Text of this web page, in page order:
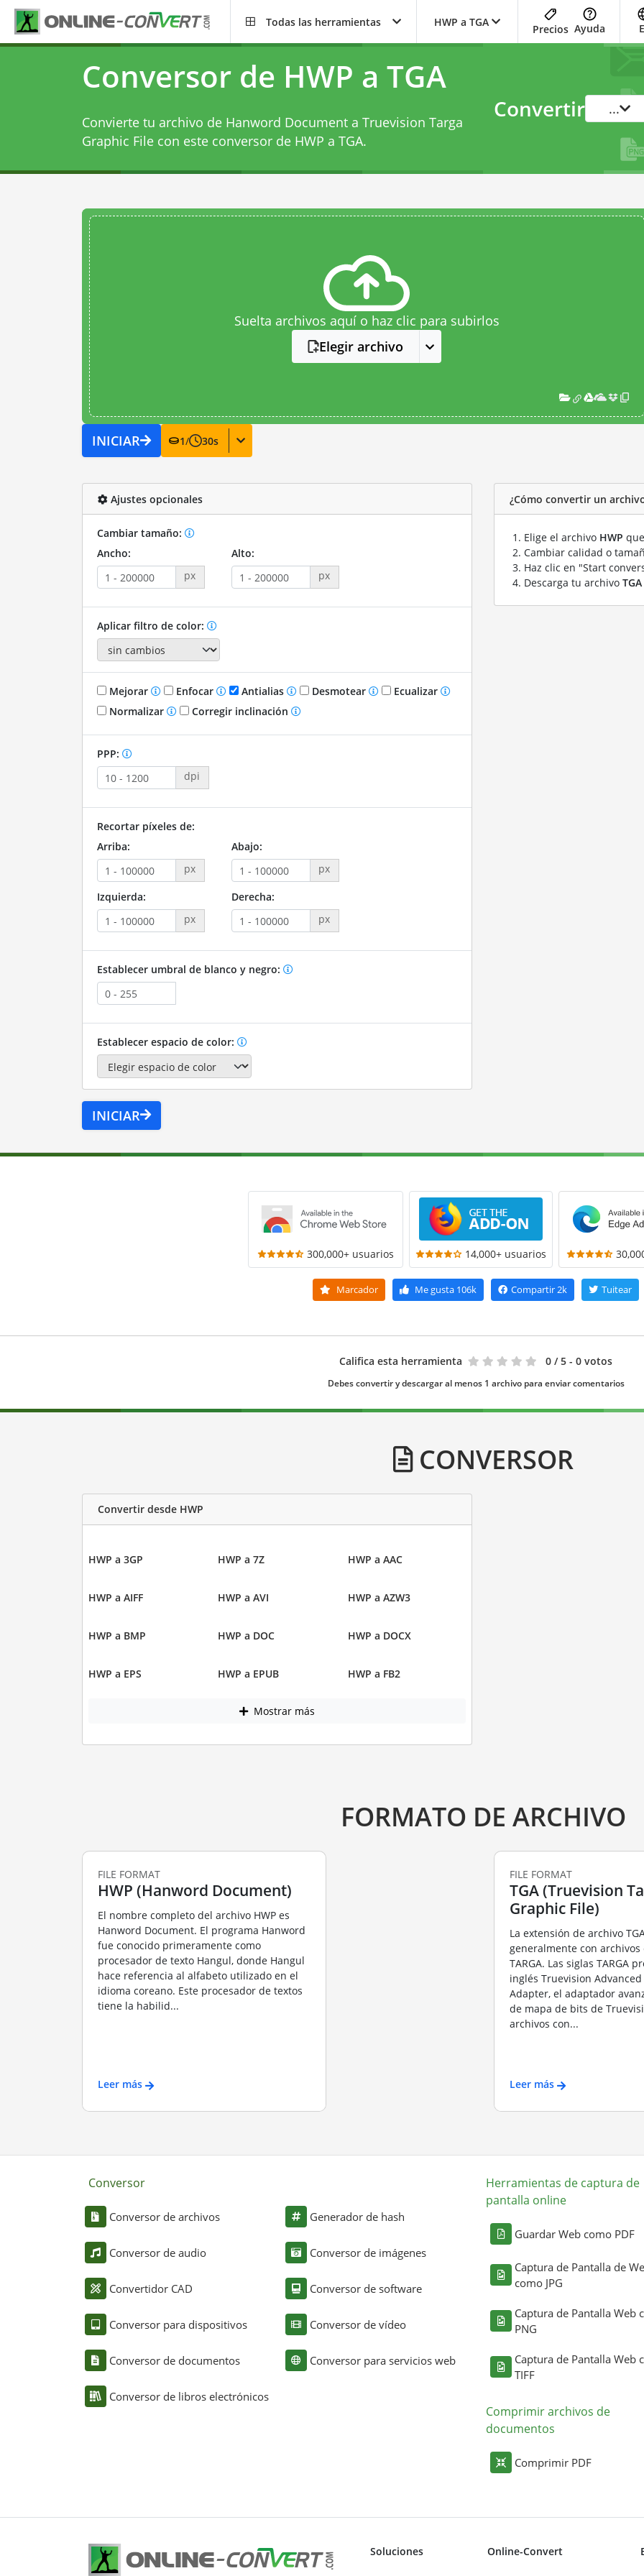
Todas las herramientas HWP a TGA
Precios Ayuda
Conversor de HWP a TGA
Convierte tu archivo de Hanword Document a Truevision Targa
Graphic File con este conversor de HWP a TGA.
Convertir ...
Suelta archivos aquí o haz clic para subirlos
Elegir archivo
INICIAR 1/ 30s
Ajustes opcionales
Cambiar tamaño:
Ancho:
px
Alto:
px
Aplicar filtro de color:
Mejorar Enfocar Antialias Desmotear
Ecualizar
Normalizar
Corregir inclinación
PPP:
dpi
Recortar píxeles de:
Arriba:
px
Abajo:
px
Izquierda:
px
Derecha:
px
Establecer umbral de blanco y negro:
Establecer espacio de color:
INICIAR
¿Cómo convertir un archivo
Elige el archivo HWP
Cambiar calidad o
Haz clic en "Start
Descarga tu archivo TGA
300,000+ usuarios 14,000+ usuarios
Marcador Me gusta 106k Compartir2k Tuitear
Califica esta herramienta 0 / 5 - 0 votos
Debes convertir y descargar al menos 1 archivo para enviar comentarios
CONVERSOR
Convertir desde HWP
HWP a 3GP HWP a 7Z HWP a AAC
HWP a AIFF HWP a AVI HWP a AZW3
HWP a BMP HWP a DOC HWP a DOCX
HWP a EPS HWP a EPUB HWP a FB2
Mostrar más
FORMATO DE ARCHIVO
FILE FORMAT
HWP (Hanword Document)
El nombre completo del archivo HWP es
Hanword Document. El programa Hanword
fue conocido primeramente como
procesador de texto Hangul, donde Hangul
hace referencia al alfabeto utilizado en el
idioma coreano. Este procesador de textos
tiene la habilid...
Leer más
FILE FORMAT
TGA (Truevision
Graphic File)
La extensión de archivo
generalmente con archivos
TARGA. Las siglas TARGA
inglés Truevision
Adapter, el adaptador
de mapa de bits de
archivos con...
Leer más
Conversor
Conversor de archivos
Conversor de audio
Convertidor CAD
Conversor para dispositivos
Conversor de documentos
Conversor de libros electrónicos
Generador de hash
Conversor de imágenes
Conversor de software
Conversor de vídeo
Conversor para servicios web
Herramientas de captura de
pantalla online
Guardar Web como PDF
Captura de Pantalla de
como JPG
Captura de Pantalla Web
PNG
Captura de Pantalla Web
TIFF
Comprimir archivos de
documentos
Comprimir PDF
Soluciones Online-Convert